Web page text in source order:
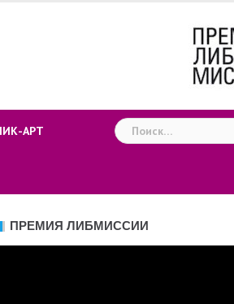
АРТ Найти:
ПРЕМИЯ ЛИБМИССИИ